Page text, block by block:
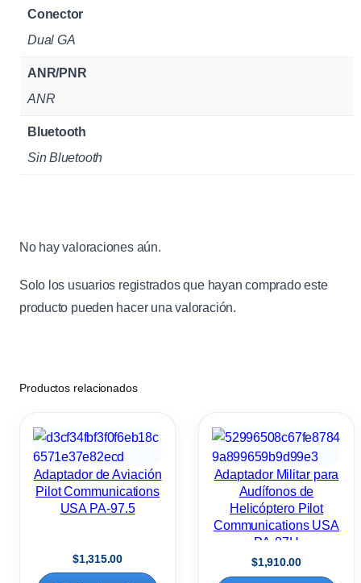
Conector
Dual GA
ANR/PNR
ANR
Bluetooth
Sin Bluetooth
No hay valoraciones aún.
Solo los usuarios registrados que hayan comprado este
producto pueden hacer una valoración.
Productos relacionados
Adaptador de Aviación
Pilot Communications
USA PA-97.5
$1,315.00
Adaptador Militar para
Audífonos de
Helicóptero Pilot
Communications USA
PA-87H
$1,910.00